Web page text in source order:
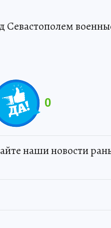
Севастополем
0
наши новости